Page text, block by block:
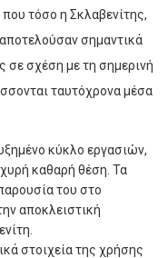
τόσο η Σκλαβενίτης,
σημαντικά
σε σχέση με τη σημερινή
ταυτόχρονα μέσα
κύκλο εργασιών,
καθαρή θέση. Τα
του στο
αποκλειστική
στοιχεία της χρήσης